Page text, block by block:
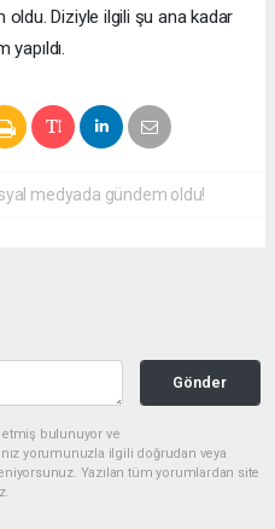
Diziyle ilgili şu ana kadar
yapıldı.
medyada gündem oldu!
Gönder
etmiş bulunuyor ve
yorumunuzla ilgili doğrudan veya
Yazılan tüm yorumlardan site